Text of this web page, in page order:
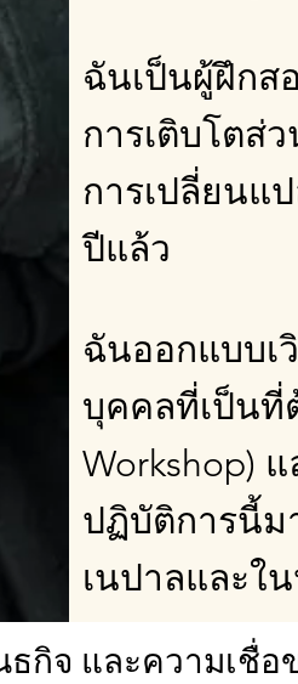
ฉันเป็นผู้ฝึกส
การเติบโตส่
การเปลี่ยนแ
ปีแล้ว
ฉันออกแบบ
บุคคลที่เป็นที่
Workshop)
ปฏิบัติการนี้ม
เนปาลและใ
กิจ และความเชื่อ